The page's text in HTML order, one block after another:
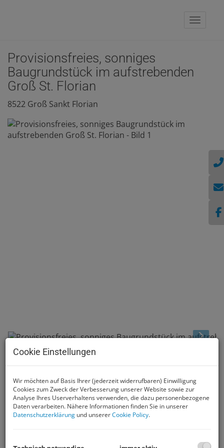
Provisionsfreies, sonniges
Baugrundstück im aufstrebenden
Groß St. Florian
8522 Groß Sankt Florian
Beschreibung
Provisionsfreies, sonniges
Baugrundstück im aufstrebenden
Cookie Einstellungen
Wir möchten auf Basis Ihrer (jederzeit widerrufbaren) Einwilligung
Cookies zum Zweck der Verbesserung unserer Website sowie zur
Analyse Ihres Userverhaltens verwenden, die dazu personenbezogene
Daten verarbeiten. Nähere Informationen finden Sie in unserer
Datenschutzerklärung und unsererCookie Policy.